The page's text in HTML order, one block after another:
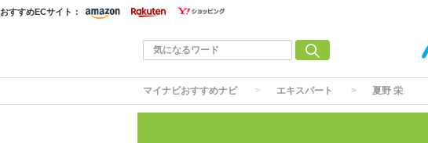
おすすめECサイト：
マイナビおすすめナビ エキスパート 夏野 栄